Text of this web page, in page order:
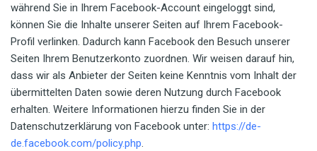
während Sie in Ihrem Facebook-Account eingeloggt sind,
können Sie die Inhalte unserer Seiten auf Ihrem Facebook-
Profil verlinken. Dadurch kann Facebook den Besuch unserer
Seiten Ihrem Benutzerkonto zuordnen. Wir weisen darauf hin,
dass wir als Anbieter der Seiten keine Kenntnis vom Inhalt der
übermittelten Daten sowie deren Nutzung durch Facebook
erhalten. Weitere Informationen hierzu finden Sie in der
Datenschutzerklärung von Facebook unter: https://de-
de.facebook.com/policy.php.